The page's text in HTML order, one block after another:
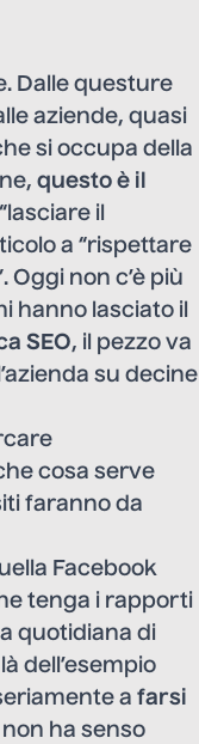
Dalle questure
aziende, quasi
si occupa della
questo è il
il
a “rispettare
Oggi non c’è più
hanno lasciato il
SEO, il pezzo va
su decine
cosa serve
faranno da
Facebook
tenga i rapporti
quotidiana di
dell’esempio
a farsi
ha senso